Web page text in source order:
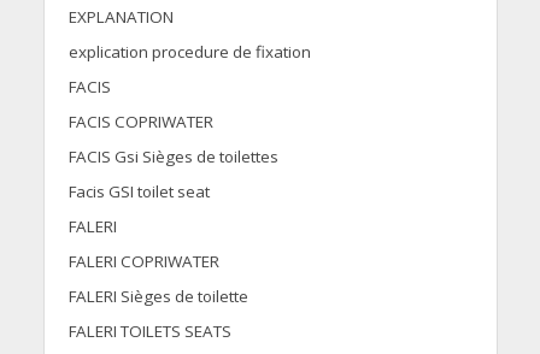
EXPLANATION
explication procedure de fixation
FACIS
FACIS COPRIWATER
FACIS Gsi Sièges de toilettes
Facis GSI toilet seat
FALERI
FALERI COPRIWATER
FALERI Sièges de toilette
FALERI TOILETS SEATS